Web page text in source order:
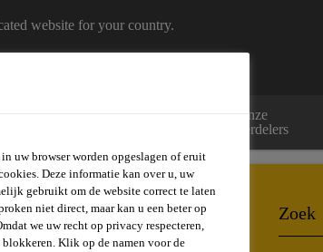
website for your country.
Onze
verdelers
uw browser worden opgeslagen of eruit
Deze informatie kan over u, uw
gebruikt om de website correct te laten
niet direct, maar kan u een beter op
we uw recht op privacy respecteren,
Klik op de namen voor de